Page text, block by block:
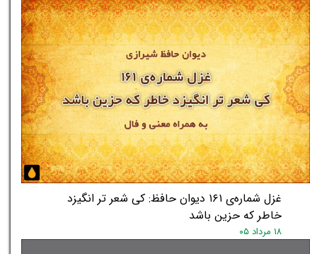
★★
غزل شماره‌ی ۱۶۱ دیوان حافظ: کی شعر تر انگیزد
خاطر که حزین باشد
۱۸ مرداد ۰۵